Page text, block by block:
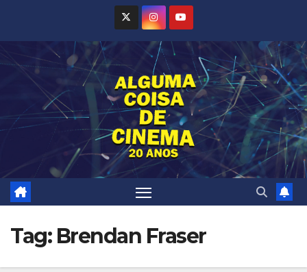
Tag: Brendan Fraser